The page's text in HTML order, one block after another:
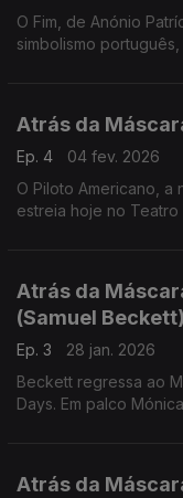
O Fim, de Anónio
simbolismo
Atrás da
Ep. 4
04 fev. 2026
O Piloto Americano, a
estreia hoje no
Atrás da
(Samuel Beckett)
Ep. 3
28 jan. 2026
Beckett regressa ao
Days. Em palco
Atrás da